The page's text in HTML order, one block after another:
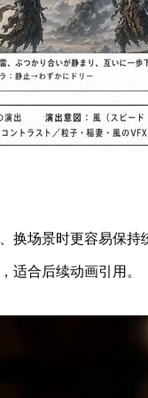
换场景时更容易保持
适合后续动画引用。